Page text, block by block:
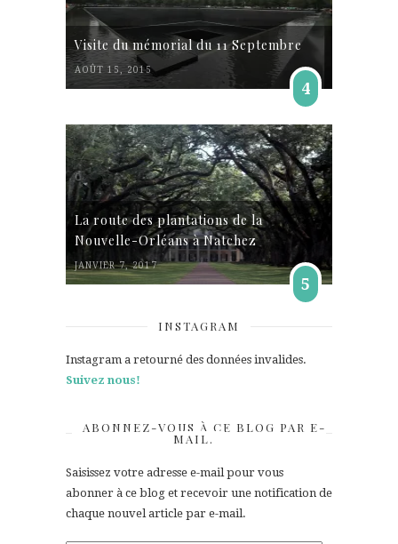
Visite du mémorial du 11 Septembre
AOÛT 15, 2015
4
La route des plantations de la
Nouvelle-Orléans à Natchez
JANVIER 7, 2017
5
INSTAGRAM
Instagram a retourné des données invalides.
Suivez nous!
ABONNEZ-VOUS À CE BLOG PAR E-
MAIL.
Saisissez votre adresse e-mail pour vous
abonner à ce blog et recevoir une notification de
chaque nouvel article par e-mail.